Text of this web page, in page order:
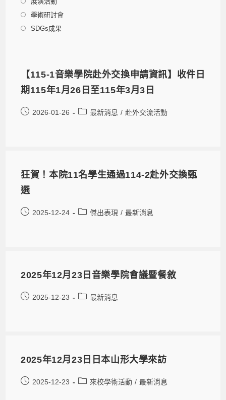
學術研討會
SDGs成果
【115-1音樂學院赴外交換申請資訊】收件日
期115年1月26日至115年3月3日
2026-01-26 最新消息 / 赴外交流活動
狂賀！本院11名學生通過114-2赴外交換甄
選
2025-12-24 傑出表現 / 最新消息
2025年12月23日音樂學院會議暨餐敘
2025-12-23 最新消息
2025年12月23日日本山形大學來訪
2025-12-23 來校學術活動 / 最新消息